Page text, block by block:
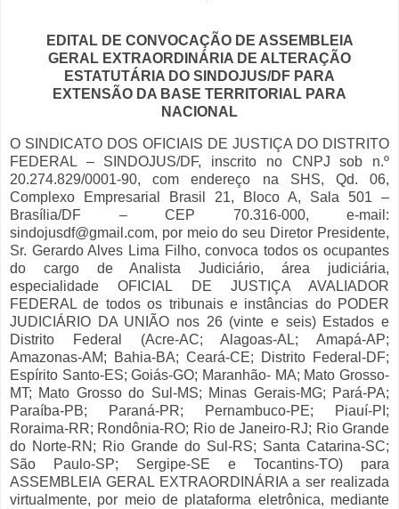
EDITAL DE CONVOCAÇÃO DE ASSEMBLEIA
GERAL EXTRAORDINÁRIA DE ALTERAÇÃO
ESTATUTÁRIA DO SINDOJUS/DF PARA
EXTENSÃO DA BASE TERRITORIAL PARA
NACIONAL
O SINDICATO DOS OFICIAIS DE JUSTIÇA DO DISTRITO
FEDERAL – SINDOJUS/DF, inscrito no CNPJ sob n.º
20.274.829/0001-90, com endereço na SHS, Qd. 06,
Complexo Empresarial Brasil 21, Bloco A, Sala 501 –
Brasília/DF – CEP 70.316-000, e-mail:
sindojusdf@gmail.com, por meio do seu Diretor Presidente,
Sr. Gerardo Alves Lima Filho, convoca todos os ocupantes
do cargo de Analista Judiciário, área judiciária,
especialidade OFICIAL DE JUSTIÇA AVALIADOR
FEDERAL de todos os tribunais e instâncias do PODER
JUDICIÁRIO DA UNIÃO nos 26 (vinte e seis) Estados e
Distrito Federal (Acre-AC; Alagoas-AL; Amapá-AP;
Amazonas-AM; Bahia-BA; Ceará-CE; Distrito Federal-DF;
Espírito Santo-ES; Goiás-GO; Maranhão- MA; Mato Grosso-
MT; Mato Grosso do Sul-MS; Minas Gerais-MG; Pará-PA;
Paraíba-PB; Paraná-PR; Pernambuco-PE; Piauí-PI;
Roraima-RR; Rondônia-RO; Rio de Janeiro-RJ; Rio Grande
do Norte-RN; Rio Grande do Sul-RS; Santa Catarina-SC;
São Paulo-SP; Sergipe-SE e Tocantins-TO) para
ASSEMBLEIA GERAL EXTRAORDINÁRIA a ser realizada
virtualmente, por meio de plataforma eletrônica, mediante